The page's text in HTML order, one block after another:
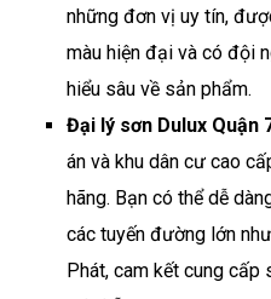
những đơn vị uy tín,
màu hiện đại và có đội
hiểu sâu về sản phẩm.
Đại lý sơn Dulux Quận
án và khu dân cư cao
hãng. Bạn có thể dễ
các tuyến đường lớn
Phát, cam kết cung cấp